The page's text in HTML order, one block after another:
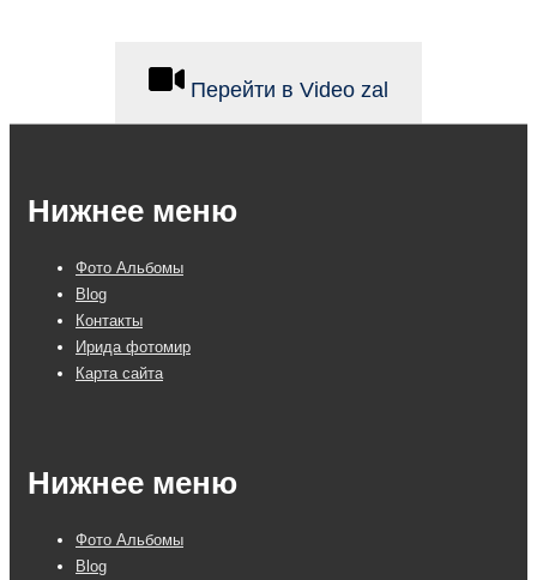
Перейти в Video zal
Нижнее меню
Фото Альбомы
Blog
Контакты
Ирида фотомир
Карта сайта
Нижнее меню
Фото Альбомы
Blog